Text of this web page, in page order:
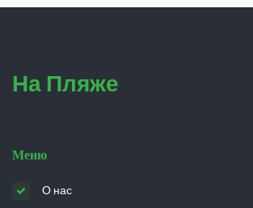
На Пляже
Меню
О нас